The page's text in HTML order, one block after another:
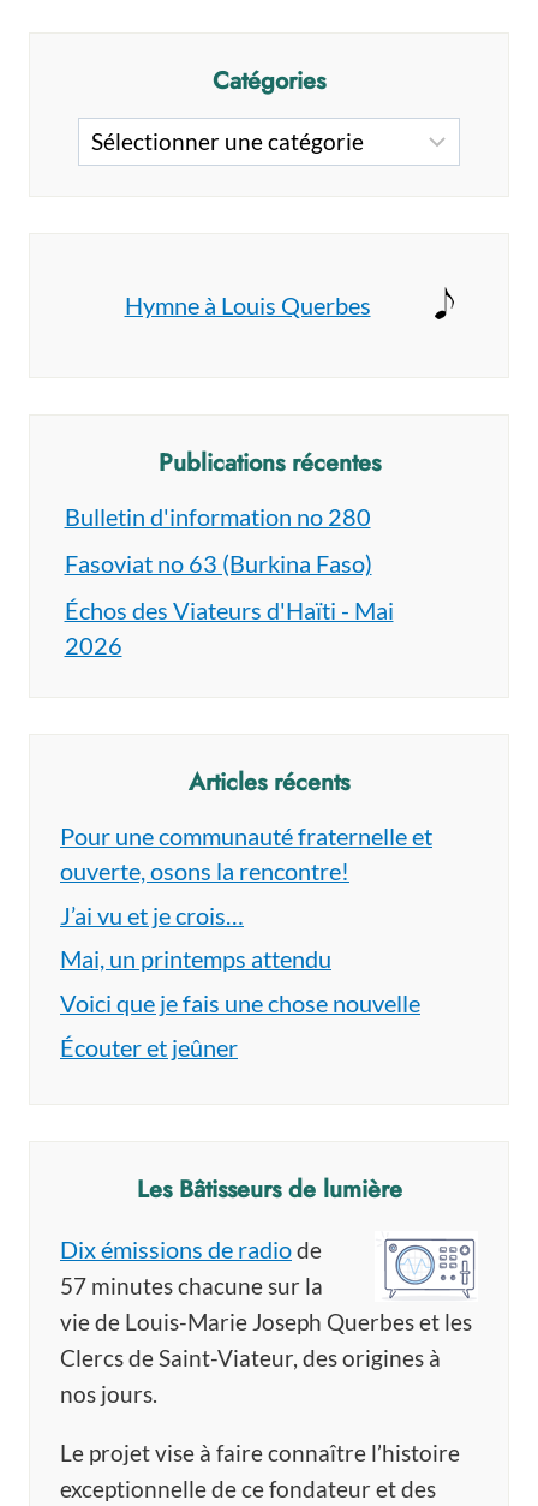
Catégories
Catégories
Hymne à Louis Querbes
Publications récentes
Bulletin d'information no 280
Fasoviat no 63 (Burkina Faso)
Échos des Viateurs d'Haïti - Mai
2026
Articles récents
Pour une communauté fraternelle et
ouverte, osons la rencontre!
J’ai vu et je crois…
Mai, un printemps attendu
Voici que je fais une chose nouvelle
Écouter et jeûner
Les Bâtisseurs de lumière
Dix émissions de radiode
57 minutes chacune sur la
vie de Louis-Marie Joseph Querbes et les
Clercs de Saint-Viateur, des origines à
nos jours.
Le projet vise à faire connaître l’histoire
exceptionnelle de ce fondateur et des